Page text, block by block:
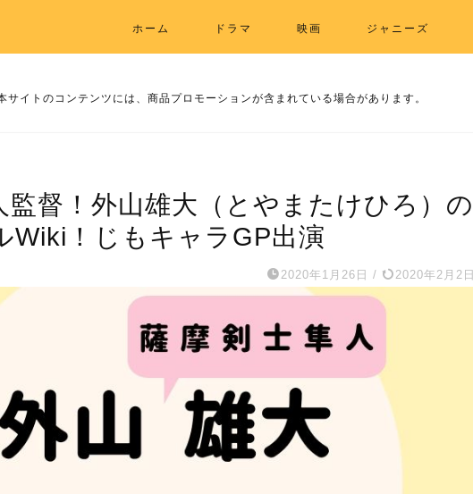
ホーム ドラマ 映画 ジャニーズ
サイトのコンテンツには、商品プロモーションが含まれている場合があります。
監督！外山雄大（とやまたけひろ）の
Wiki！じもキャラGP出演
2020年1月26日 / 2020年2月2日